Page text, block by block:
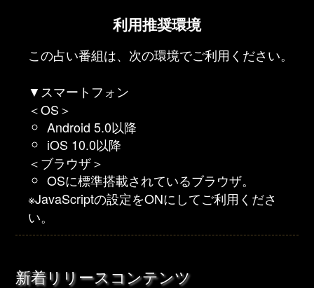
利用推奨環境
この占い番組は、次の環境でご利用ください。
▼スマートフォン
＜OS＞
Android 5.0以降
iOS 10.0以降
＜ブラウザ＞
OSに標準搭載されているブラウザ。
※JavaScriptの設定をONにしてご利用くださ
い。
新着リリースコンテンツ